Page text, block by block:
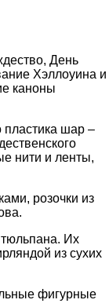
День
Хэллоуина и
каноны
пластика шар –
нити и ленты,
розочки из
Их
из сухих
фигурные